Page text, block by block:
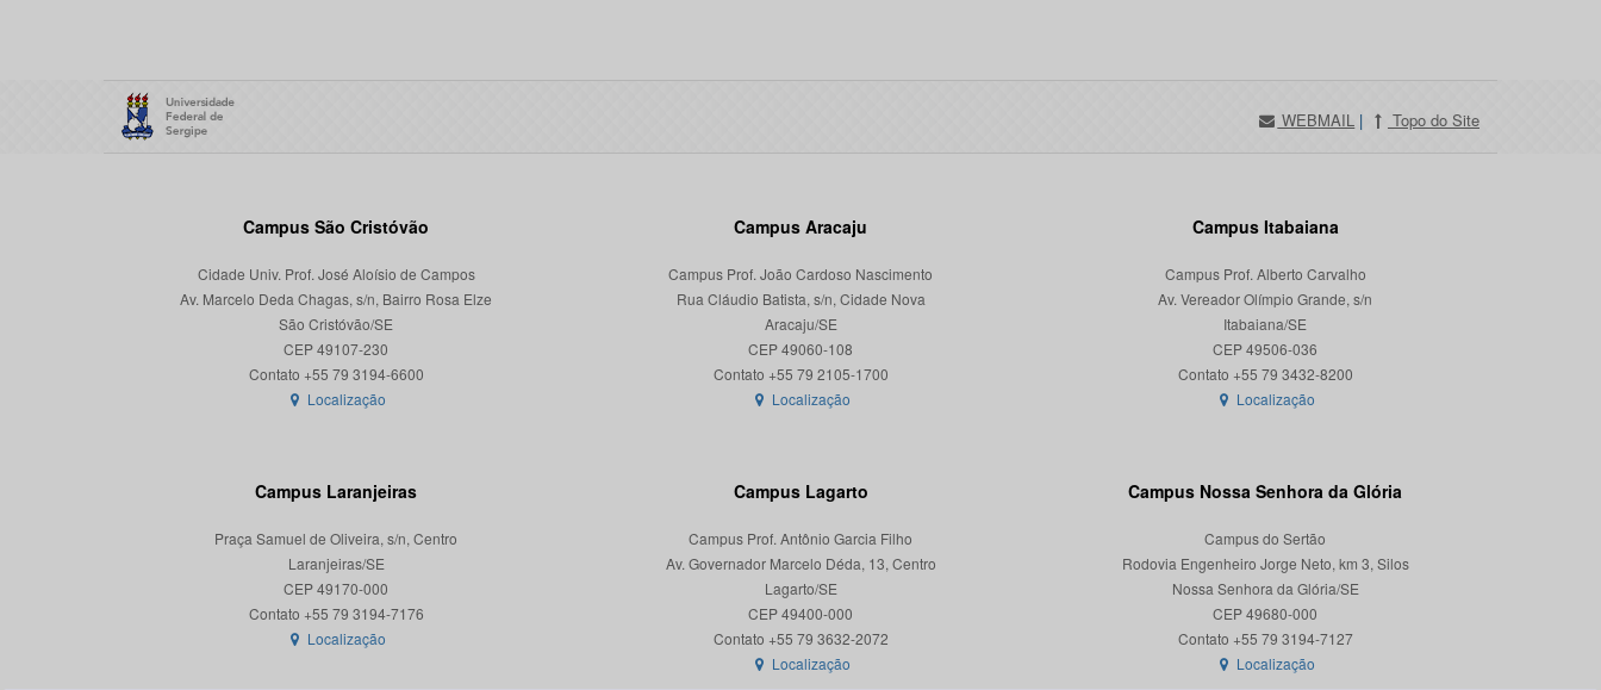
WEBMAIL | Topo do Site
Campus São Cristóvão
Cidade Univ. Prof. José Aloísio de Campos
Av. Marcelo Deda Chagas, s/n, Bairro Rosa Elze
São Cristóvão/SE
CEP 49107-230
Localização
Campus Aracaju
Campus Prof. João Cardoso Nascimento
Rua Cláudio Batista, s/n, Cidade Nova
Aracaju/SE
CEP 49060-108
Localização
Campus Itabaiana
Campus Prof. Alberto Carvalho
Av. Vereador Olímpio Grande, s/n
Itabaiana/SE
CEP 49506-036
Localização
Campus Laranjeiras
Praça Samuel de Oliveira, s/n, Centro
Laranjeiras/SE
CEP 49170-000
Localização
Campus Lagarto
Campus Prof. Antônio Garcia Filho
Av. Governador Marcelo Déda, 13, Centro
Lagarto/SE
CEP 49400-000
Localização
Campus Nossa Senhora da Glória
Campus do Sertão
Rodovia Engenheiro Jorge Neto, km 3, Silos
Nossa Senhora da Glória/SE
CEP 49680-000
Contato +55 79 3194-7127
Localização